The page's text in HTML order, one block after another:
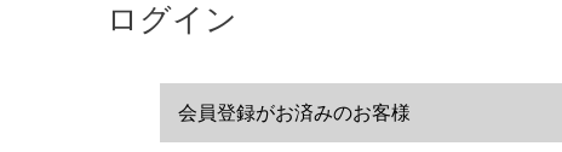
ログイン
会員登録がお済みのお客様